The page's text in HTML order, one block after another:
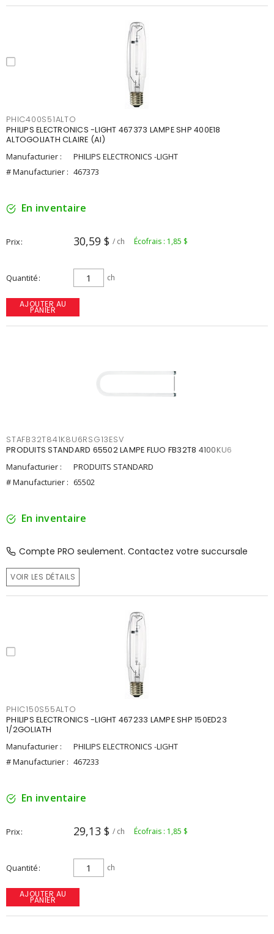
PHIC400S51ALTO
PHILIPS ELECTRONICS -LIGHT 467373 LAMPE SHP 400E18
ALTOGOLIATH CLAIRE (AI)
Manufacturier :
PHILIPS ELECTRONICS -LIGHT
# Manufacturier : 467373
En inventaire
Prix 30,59 $ / ch Écofrais : 1,85 $
Quantité ch
AJOUTER AU
PANIER
STAFB32T841K8U6RSG13ESV
PRODUITS STANDARD 65502 LAMPE FLUO FB32T8 4100KU6
Manufacturier :
PRODUITS STANDARD
# Manufacturier : 65502
En inventaire
Compte PRO seulement. Contactez votre succursale
VOIR LES DÉTAILS
PHIC150S55ALTO
PHILIPS ELECTRONICS -LIGHT 467233 LAMPE SHP 150ED23
1/2GOLIATH
Manufacturier :
PHILIPS ELECTRONICS -LIGHT
# Manufacturier : 467233
En inventaire
Prix 29,13 $ / ch Écofrais : 1,85 $
Quantité ch
AJOUTER AU
PANIER